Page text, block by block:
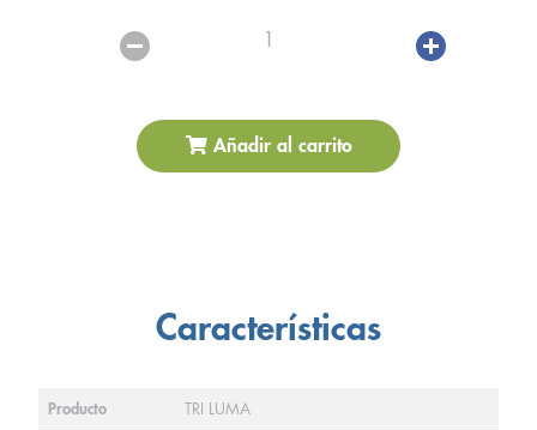
1
Añadir al carrito
Características
Producto TRI LUMA